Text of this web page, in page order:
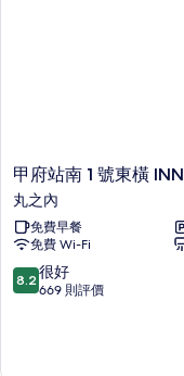
甲
府
站
南
1
號
東
甲府站南 1 號東橫 INN
丸之內
免費早餐
免費 Wi-Fi
8.2
分
8.2 很好
669 則評價